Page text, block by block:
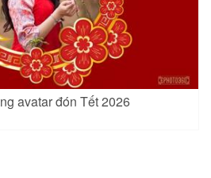
avatar đón Tết 2026